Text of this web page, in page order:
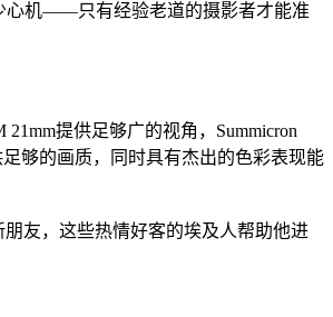
心机——只有经验老道的摄影者才能准
提供足够广的视角，Summicron
够的画质，同时具有杰出的色彩表现能
友，这些热情好客的埃及人帮助他进